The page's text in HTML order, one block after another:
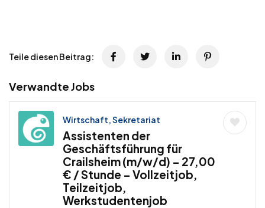
Teile diesen Beitrag:
Verwandte Jobs
Wirtschaft, Sekretariat
Assistenten der
Geschäftsführung für
Crailsheim (m/w/d) – 27,00
€ / Stunde – Vollzeitjob,
Teilzeitjob,
Werkstudentenjob